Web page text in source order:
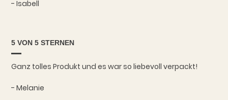
- Isabell
5 VON 5 STERNEN
Ganz tolles Produkt und es war so liebevoll verpackt!
- Melanie